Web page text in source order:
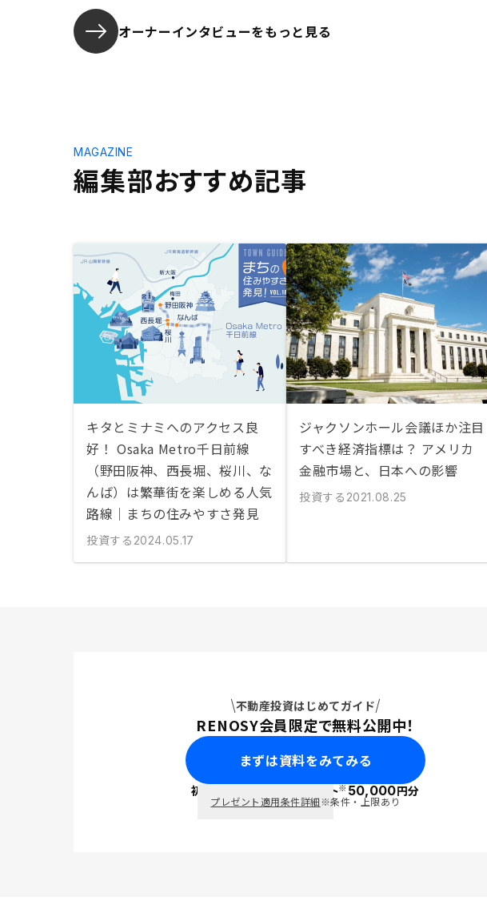
オーナーインタビューをもっと見る
編集部おすすめ記事
MAGAZINE
キタとミナミへのアクセス良
好！ Osaka Metro千日前線
（野田阪神、西長堀、桜川、な
んば）は繁華街を楽しめる人気
路線｜まちの住みやすさ発見
投資する 2024.05.17
ジャクソンホール会議ほか注目
すべき経済指標は？ アメリカ
金融市場と、日本への影響
投資する 2021.08.25
不動産投資はじめてガイド
RENOSY会員限定で無料公開中！
まずは資料をみてみる
初回面談で ポイント※50,000円分
プレゼント適用条件詳細※条件・上限あり